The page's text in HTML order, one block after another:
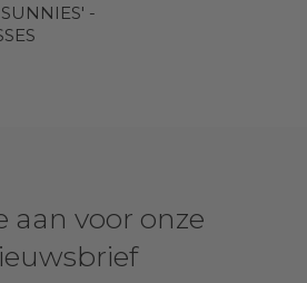
-
aan voor onze